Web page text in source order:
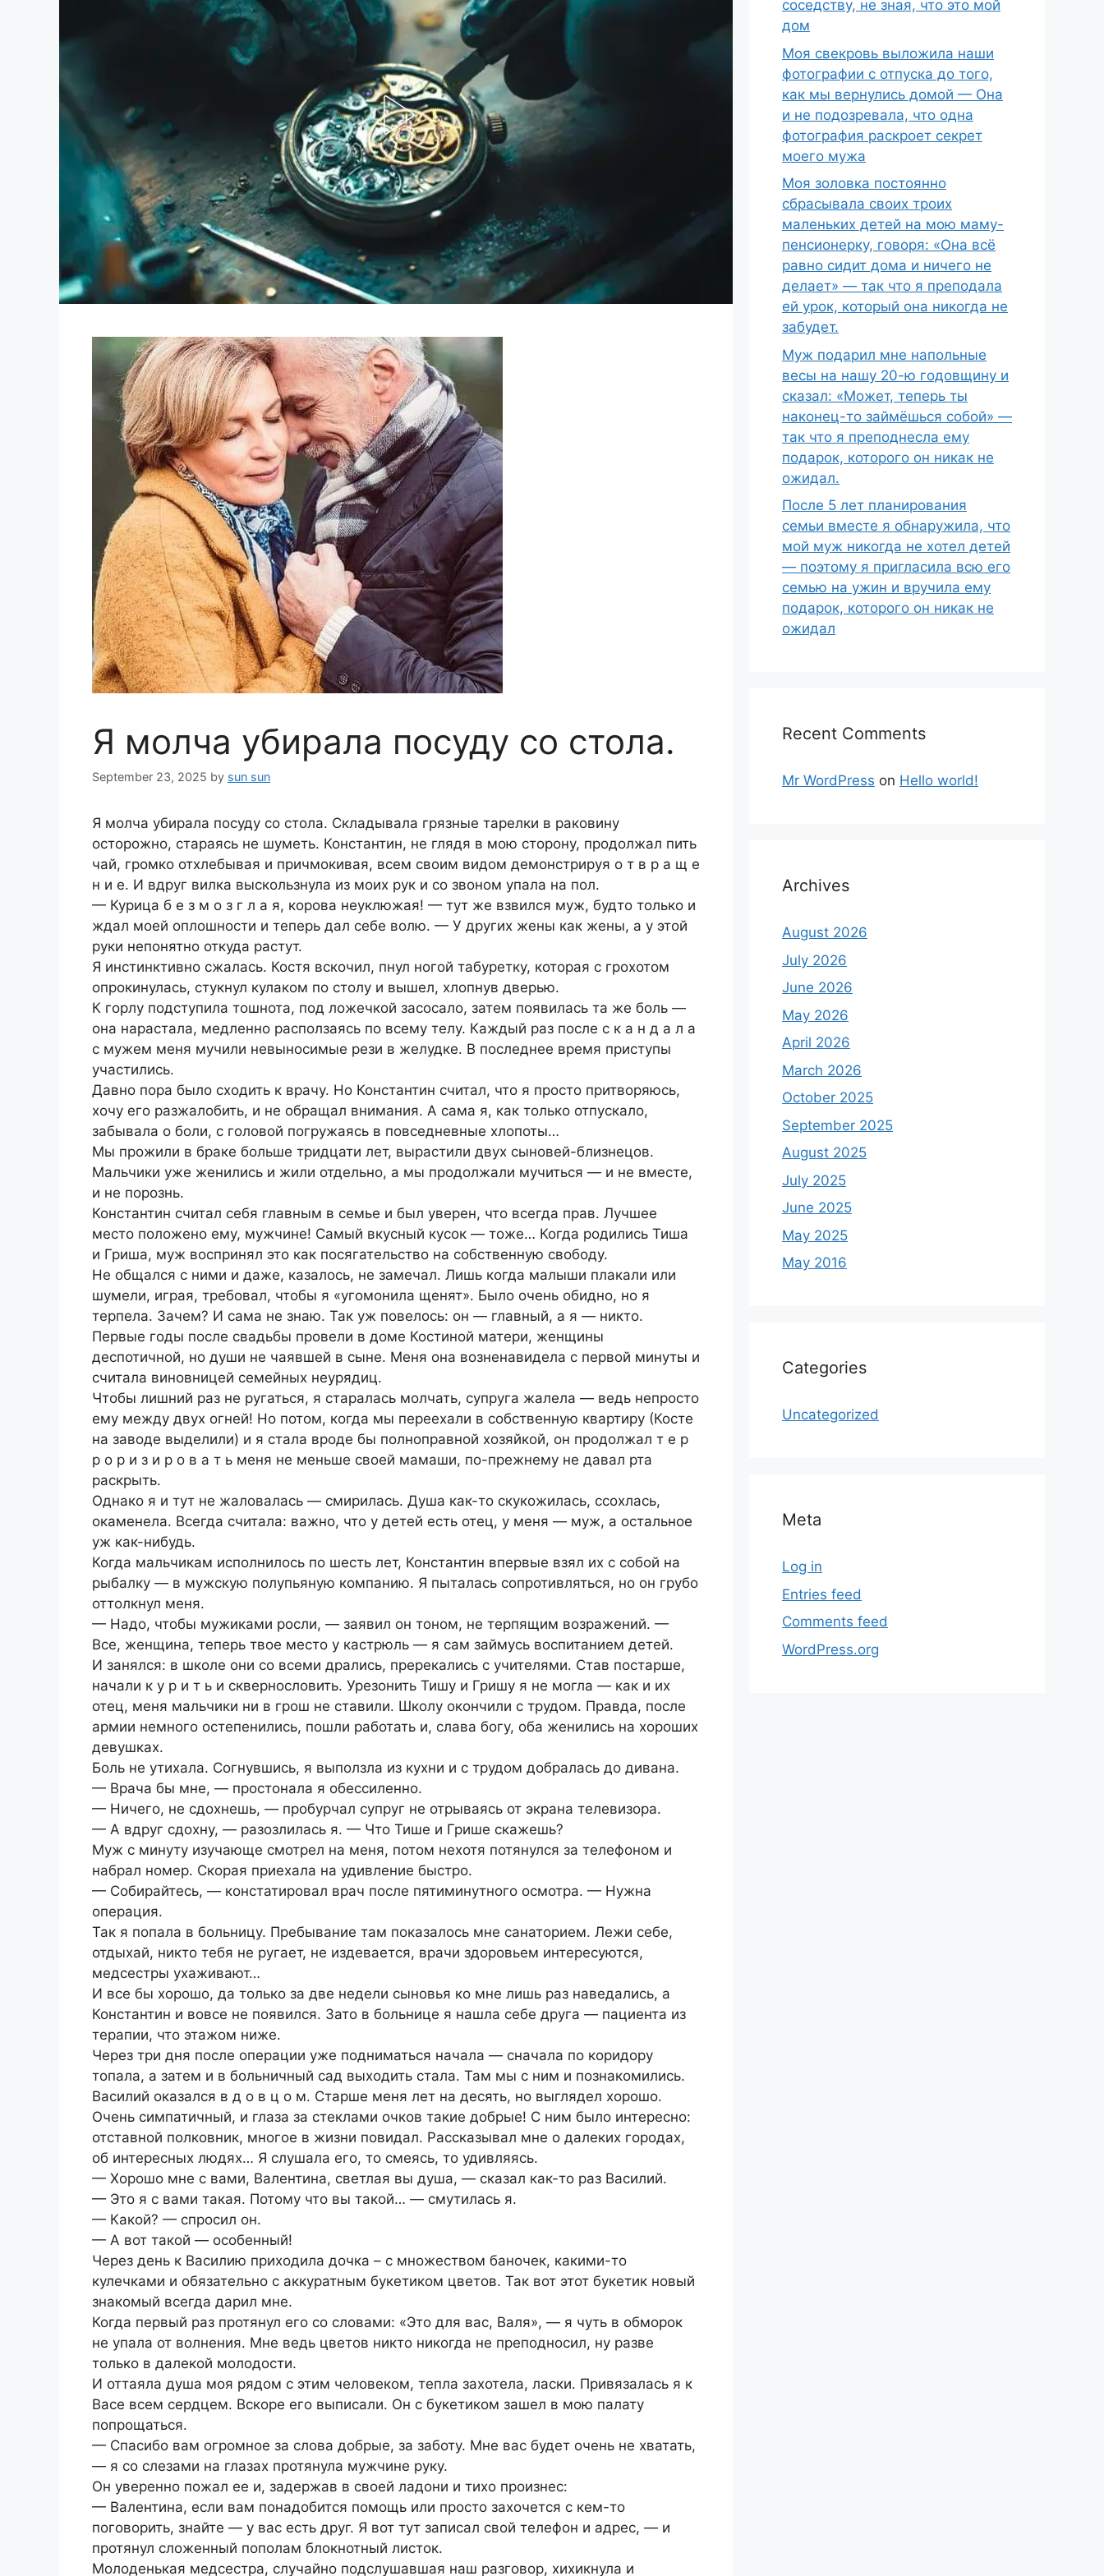
Я молча убирала посуду со стола.
September 23, 2025 by sun sun
Я молча убирала посуду со стола. Складывала грязные тарелки в раковину
осторожно, стараясь не шуметь. Константин, не глядя в мою сторону, продолжал пить
чай, громко отхлебывая и причмокивая, всем своим видом демонстрируя о т в р а щ е
н и е. И вдруг вилка выскользнула из моих рук и со звоном упала на пол.
— Курица б е з м о з г л а я, корова неуклюжая! — тут же взвился муж, будто только и
ждал моей оплошности и теперь дал себе волю. — У других жены как жены, а у этой
руки непонятно откуда растут.
Я инстинктивно сжалась. Костя вскочил, пнул ногой табуретку, которая с грохотом
опрокинулась, стукнул кулаком по столу и вышел, хлопнув дверью.
К горлу подступила тошнота, под ложечкой засосало, затем появилась та же боль —
она нарастала, медленно расползаясь по всему телу. Каждый раз после с к а н д а л а
с мужем меня мучили невыносимые рези в желудке. В последнее время приступы
участились.
Давно пора было сходить к врачу. Но Константин считал, что я просто притворяюсь,
хочу его разжалобить, и не обращал внимания. А сама я, как только отпускало,
забывала о боли, с головой погружаясь в повседневные хлопоты…
Мы прожили в браке больше тридцати лет, вырастили двух сыновей-близнецов.
Мальчики уже женились и жили отдельно, а мы продолжали мучиться — и не вместе,
и не порознь.
Константин считал себя главным в семье и был уверен, что всегда прав. Лучшее
место положено ему, мужчине! Самый вкусный кусок — тоже… Когда родились Тиша
и Гриша, муж воспринял это как посягательство на собственную свободу.
Не общался с ними и даже, казалось, не замечал. Лишь когда малыши плакали или
шумели, играя, требовал, чтобы я «угомонила щенят». Было очень обидно, но я
терпела. Зачем? И сама не знаю. Так уж повелось: он — главный, а я — никто.
Первые годы после свадьбы провели в доме Костиной матери, женщины
деспотичной, но души не чаявшей в сыне. Меня она возненавидела с первой минуты и
считала виновницей семейных неурядиц.
Чтобы лишний раз не ругаться, я старалась молчать, супруга жалела — ведь непросто
ему между двух огней! Но потом, когда мы переехали в собственную квартиру (Косте
на заводе выделили) и я стала вроде бы полноправной хозяйкой, он продолжал т е р
р о р и з и р о в а т ь меня не меньше своей мамаши, по-прежнему не давал рта
раскрыть.
Однако я и тут не жаловалась — смирилась. Душа как-то скукожилась, ссохлась,
окаменела. Всегда считала: важно, что у детей есть отец, у меня — муж, а остальное
уж как-нибудь.
Когда мальчикам исполнилось по шесть лет, Константин впервые взял их с собой на
рыбалку — в мужскую полупьяную компанию. Я пыталась сопротивляться, но он грубо
оттолкнул меня.
— Надо, чтобы мужиками росли, — заявил он тоном, не терпящим возражений. —
Все, женщина, теперь твое место у кастрюль — я сам займусь воспитанием детей.
И занялся: в школе они со всеми дрались, пререкались с учителями. Став постарше,
начали к у р и т ь и сквернословить. Урезонить Тишу и Гришу я не могла — как и их
отец, меня мальчики ни в грош не ставили. Школу окончили с трудом. Правда, после
армии немного остепенились, пошли работать и, слава богу, оба женились на хороших
девушках.
Боль не утихала. Согнувшись, я выползла из кухни и с трудом добралась до дивана.
— Врача бы мне, — простонала я обессиленно.
— Ничего, не сдохнешь, — пробурчал супруг не отрываясь от экрана телевизора.
— А вдруг сдохну, — разозлилась я. — Что Тише и Грише скажешь?
Муж с минуту изучающе смотрел на меня, потом нехотя потянулся за телефоном и
набрал номер. Скорая приехала на удивление быстро.
— Собирайтесь, — констатировал врач после пятиминутного осмотра. — Нужна
операция.
Так я попала в больницу. Пребывание там показалось мне санаторием. Лежи себе,
отдыхай, никто тебя не ругает, не издевается, врачи здоровьем интересуются,
медсестры ухаживают…
И все бы хорошо, да только за две недели сыновья ко мне лишь раз наведались, а
Константин и вовсе не появился. Зато в больнице я нашла себе друга — пациента из
терапии, что этажом ниже.
Через три дня после операции уже подниматься начала — сначала по коридору
топала, а затем и в больничный сад выходить стала. Там мы с ним и познакомились.
Василий оказался в д о в ц о м. Старше меня лет на десять, но выглядел хорошо.
Очень симпатичный, и глаза за стеклами очков такие добрые! С ним было интересно:
отставной полковник, многое в жизни повидал. Рассказывал мне о далеких городах,
об интересных людях… Я слушала его, то смеясь, то удивляясь.
— Хорошо мне с вами, Валентина, светлая вы душа, — сказал как-то раз Василий.
— Это я с вами такая. Потому что вы такой… — смутилась я.
— Какой? — спросил он.
— А вот такой — особенный!
Через день к Василию приходила дочка – с множеством баночек, какими-то
кулечками и обязательно с аккуратным букетиком цветов. Так вот этот букетик новый
знакомый всегда дарил мне.
Когда первый раз протянул его со словами: «Это для вас, Валя», — я чуть в обморок
не упала от волнения. Мне ведь цветов никто никогда не преподносил, ну разве
только в далекой молодости.
И оттаяла душа моя рядом с этим человеком, тепла захотела, ласки. Привязалась я к
Васе всем сердцем. Вскоре его выписали. Он с букетиком зашел в мою палату
попрощаться.
— Спасибо вам огромное за слова добрые, за заботу. Мне вас будет очень не хватать,
— я со слезами на глазах протянула мужчине руку.
Он уверенно пожал ее и, задержав в своей ладони и тихо произнес:
— Валентина, если вам понадобится помощь или просто захочется с кем-то
поговорить, знайте — у вас есть друг. Я вот тут записал свой телефон и адрес, — и
протянул сложенный пополам блокнотный листок.
Молоденькая медсестра, случайно подслушавшая наш разговор, хихикнула и
соседству, не зная, что это мой
дом
Моя свекровь выложила наши
фотографии с отпуска до того,
как мы вернулись домой — Она
и не подозревала, что одна
фотография раскроет секрет
моего мужа
Моя золовка постоянно
сбрасывала своих троих
маленьких детей на мою маму-
пенсионерку, говоря: «Она всё
равно сидит дома и ничего не
делает» — так что я преподала
ей урок, который она никогда не
забудет.
Муж подарил мне напольные
весы на нашу 20-ю годовщину и
сказал: «Может, теперь ты
наконец-то займёшься собой» —
так что я преподнесла ему
подарок, которого он никак не
ожидал.
После 5 лет планирования
семьи вместе я обнаружила, что
мой муж никогда не хотел детей
— поэтому я пригласила всю его
семью на ужин и вручила ему
подарок, которого он никак не
ожидал
Recent Comments
Mr WordPress on Hello world!
Archives
August 2026
July 2026
June 2026
May 2026
April 2026
March 2026
October 2025
September 2025
August 2025
July 2025
June 2025
May 2025
May 2016
Categories
Uncategorized
Meta
Log in
Entries feed
Comments feed
WordPress.org